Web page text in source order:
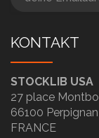
KONTAKT
STOCKLIB USA
27 place
66100 Perpignan
FRANCE